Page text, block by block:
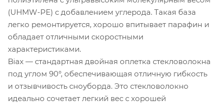
(UHMW-PE) с добавлением углерода. Такая база
легко ремонтируется, хорошо впитывает парафин и
обладает отличными скоростными
характеристиками.
Biax — стандартная двойная оплетка стекловолокна
под углом 90°, обеспечивающая отличную гибкость
и отзывчивость сноуборда. Это стекловолокно
идеально сочетает легкий вес с хорошей